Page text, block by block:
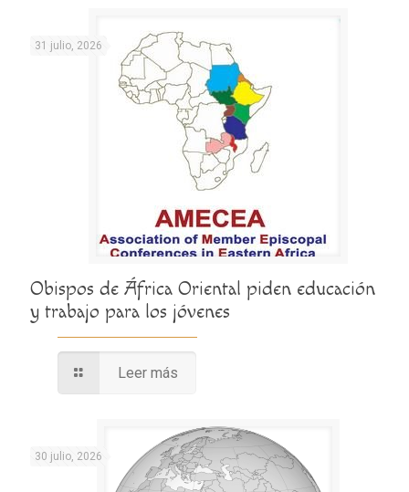
31 julio, 2026
Obispos de África Oriental piden educación
y trabajo para los jóvenes
Leer más
30 julio, 2026